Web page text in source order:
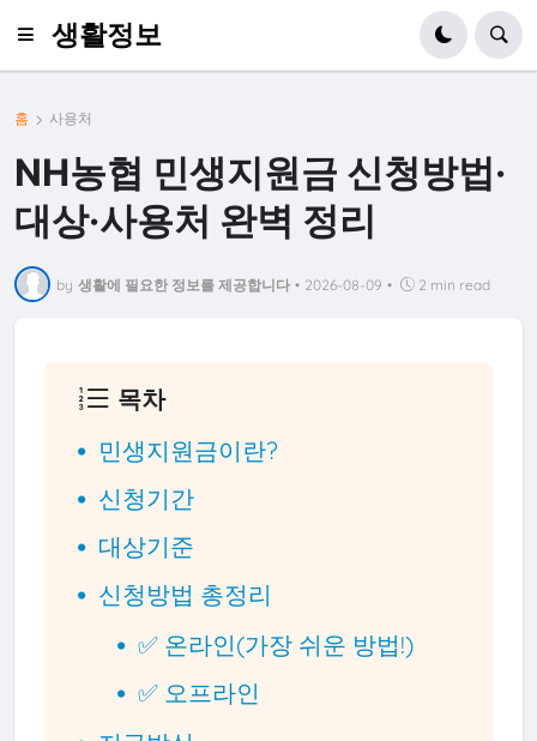
생활정보
홈 사용처
NH농협 민생지원금 신청방법·
대상·사용처 완벽 정리
by 생활에 필요한 정보를 제공합니다 • 2026-08-09 • 2 min read
목차
민생지원금이란?
신청기간
대상기준
신청방법 총정리
✅ 온라인(가장 쉬운 방법!)
✅ 오프라인